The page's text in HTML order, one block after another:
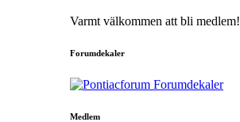
Varmt välkommen att bli medlem!
Forumdekaler
Medlem